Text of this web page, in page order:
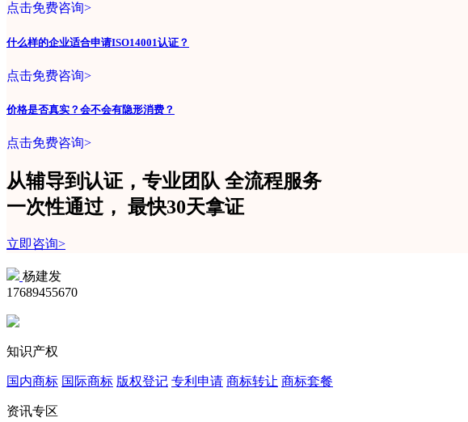
点击免费咨询>
什么样的企业适合申请ISO14001认证？
点击免费咨询>
价格是否真实？会不会有隐形消费？
点击免费咨询>
从辅导到认证，专业团队 全流程服务
一次性通过， 最快30天拿证
立即咨询>
杨建发
17689455670
知识产权
国内商标 国际商标 版权登记 专利申请 商标转让 商标套餐
资讯专区